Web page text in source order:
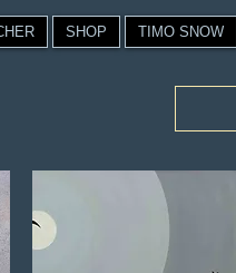
SHOP TIMO SNOW